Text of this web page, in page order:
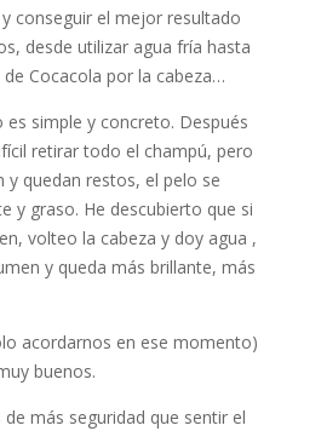
conseguir el mejor resultado
desde utilizar agua fría hasta
Cocacola por la cabeza…
es simple y concreto. Después
retirar todo el champú, pero
y quedan restos, el pelo se
y graso. He descubierto que si
volteo la cabeza y doy agua ,
y queda más brillante, más
acordarnos en ese momento)
buenos.
más seguridad que sentir el